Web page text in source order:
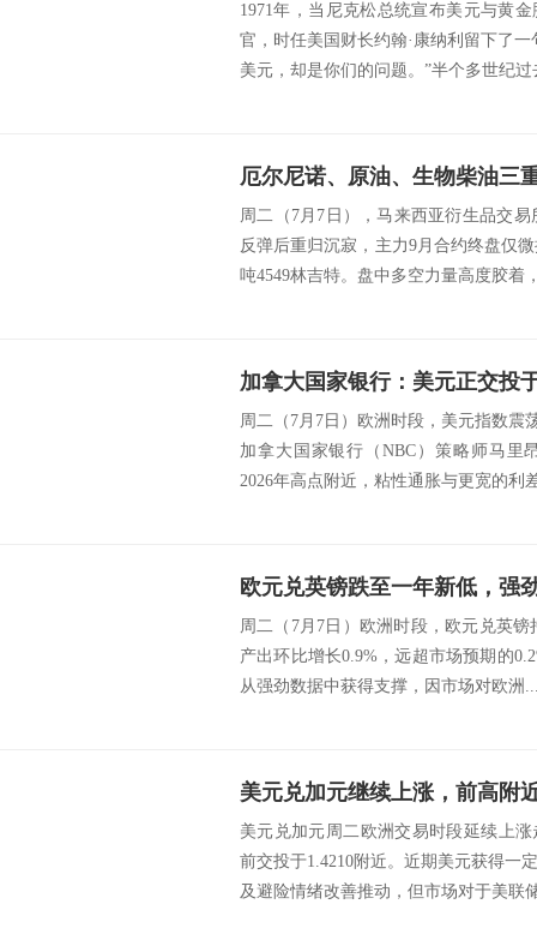
1971年，当尼克松总统宣布美元与黄
官，时任美国财长约翰·康纳利留下了
美元，却是你们的问题。”半个多世纪
周二（7月7日），马来西亚衍生品交
反弹后重归沉寂，主力9月合约终盘仅
吨4549林吉特。盘中多空力量高度胶着
周二（7月7日）欧洲时段，美元指数震
加拿大国家银行（NBC）策略师马里
2026年高点附近，粘性通胀与更宽的利
周二（7月7日）欧洲时段，欧元兑英镑
产出环比增长0.9%，远超市场预期的
从强劲数据中获得支撑，因市场对欧洲
美元兑加元继续上涨，前高附
美元兑加元周二欧洲交易时段延续上
前交投于1.4210附近。近期美元获得一
及避险情绪改善推动，但市场对于美联